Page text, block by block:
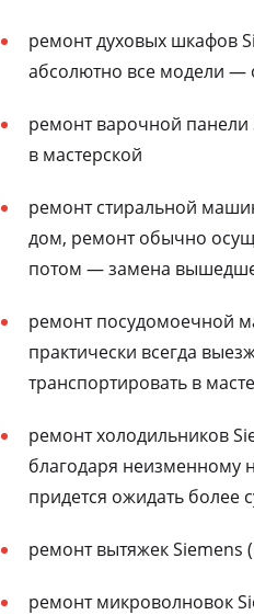
ремонт духовых шкафов
абсолютно все модели —
ремонт варочной панели
в мастерской
ремонт стиральной
дом, ремонт обычно
потом — замена
ремонт посудомоечной
практически всегда
транспортировать в
ремонт холодильников
благодаря неизменному
придется ожидать более
ремонт вытяжек Siemens
ремонт микроволновок